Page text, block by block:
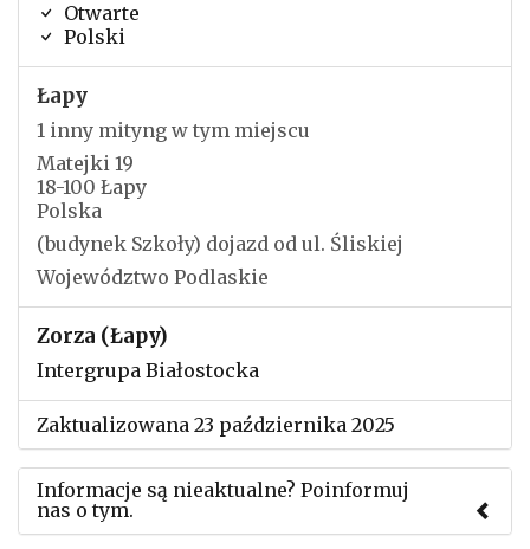
Otwarte
Polski
Łapy
1 inny mityng w tym miejscu
Matejki 19
18-100 Łapy
Polska
(budynek Szkoły) dojazd od ul. Śliskiej
Województwo Podlaskie
Zorza (Łapy)
Intergrupa Białostocka
Zaktualizowana 23 października 2025
Informacje są nieaktualne? Poinformuj
nas o tym.